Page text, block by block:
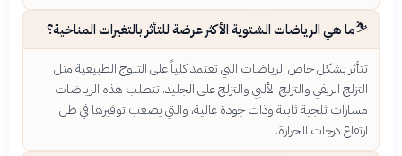
⛷️ما هي الرياضات الشتوية الأكثر عرضة للتأثر بالتغيرات المناخية؟
تتأثر بشكل خاص الرياضات التي تعتمد كلياً على الثلوج الطبيعية مثل
التزلج الريفي والتزلج الألبي والتزلج على الجليد. تتطلب هذه الرياضات
مسارات ثلجية ثابتة وذات جودة عالية، والتي يصعب توفيرها في ظل
ارتفاع درجات الحرارة.